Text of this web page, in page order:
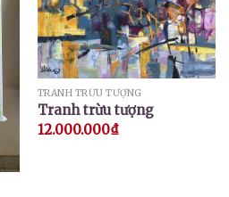
TRANH TRỪU TƯỢNG
Tranh trừu tượng
12.000.000₫